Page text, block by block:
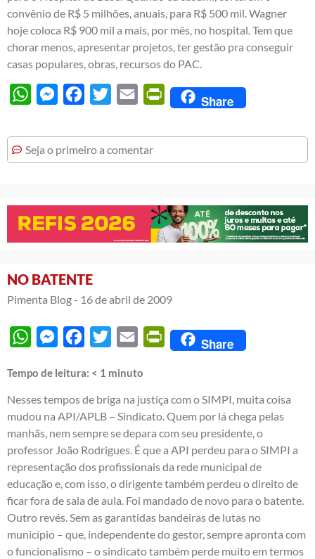
convênio de R$ 5 milhões, anuais, para R$ 500 mil. Wagner
hoje coloca R$ 900 mil a mais, por mês, no hospital. Tem que
chorar menos, apresentar projetos, ter gestão pra conseguir
casas populares, obras, recursos do PAC.
WhatsAppMessengerFacebook
Twitter Email PrintFriendly
Share
Seja o primeiro a comentar
NO BATENTE
Pimenta Blog - 16 de abril de 2009
WhatsAppMessengerFacebook
Twitter Email PrintFriendly
Share
Tempo de leitura: < 1 minuto
Nesses tempos de briga na justiça com o SIMPI, muita coisa
mudou na API/APLB – Sindicato. Quem por lá chega pelas
manhãs, nem sempre se depara com seu presidente, o
professor João Rodrigues. É que a API perdeu para o SIMPI a
representação dos profissionais da rede municipal de
educação e, com isso, o dirigente também perdeu o direito de
ficar fora de sala de aula. Foi mandado de novo para o batente.
Outro revés. Sem as garantidas bandeiras de lutas no
município – que, independente do gestor, sempre apronta com
o funcionalismo – o sindicato também perde muito em termos